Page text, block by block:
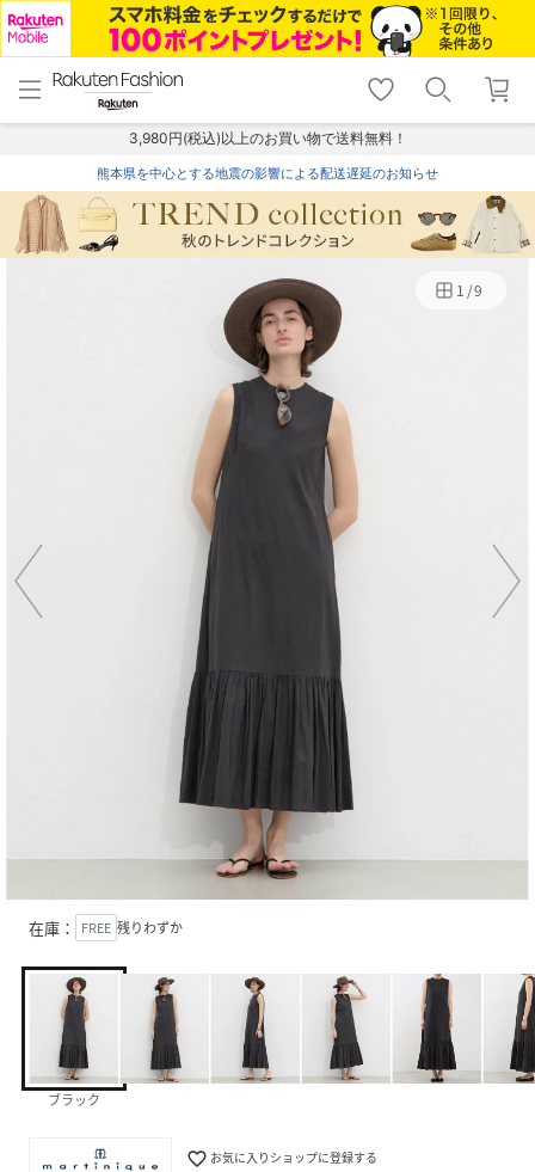
menu home
トップ
shopping_cart lock_outline
ログイン
3,980円(税込)以上のお買い物で送料無料！
熊本県を中心とする地震の影響による配送遅延のお知らせ
1 /9
在庫： FREE 残りわずか
ブラック
favorite_border お気に入りショップに登録する